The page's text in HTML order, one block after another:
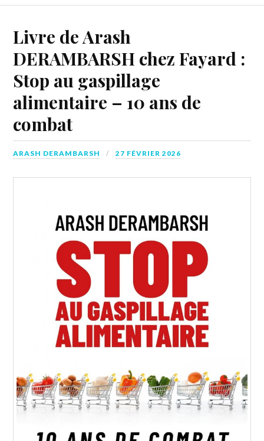
Livre de Arash
DERAMBARSH chez Fayard :
Stop au gaspillage
alimentaire – 10 ans de
combat
ARASH DERAMBARSH 27 FÉVRIER 2026